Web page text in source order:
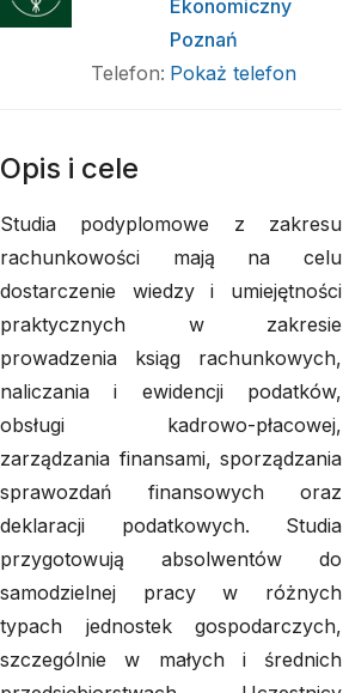
Ekonomiczny
Poznań
Telefon: Pokaż telefon
Opis i cele
Studia podyplomowe z zakresu
rachunkowości mają na celu
dostarczenie wiedzy i umiejętności
praktycznych w zakresie
prowadzenia ksiąg rachunkowych,
naliczania i ewidencji podatków,
obsługi kadrowo-płacowej,
zarządzania finansami, sporządzania
sprawozdań finansowych oraz
deklaracji podatkowych. Studia
przygotowują absolwentów do
samodzielnej pracy w różnych
typach jednostek gospodarczych,
szczególnie w małych i średnich